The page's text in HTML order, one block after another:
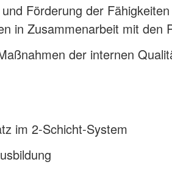
Förderung der
in Zusammenarbeit mit den
der internen
im 2-Schicht-System